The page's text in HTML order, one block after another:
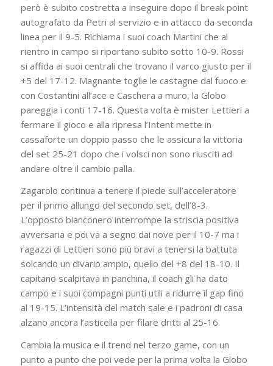
però è subito costretta a inseguire dopo il break point
autografato da Petri al servizio e in attacco da seconda
linea per il 9-5. Richiama i suoi coach Martini che al
rientro in campo si riportano subito sotto 10-9. Rossi
si affida ai suoi centrali che trovano il varco giusto per il
+5 del 17-12. Magnante toglie le castagne dal fuoco e
con Costantini all’ace e Caschera a muro, la Globo
pareggia i conti 17-16. Questa volta è mister Lettieri a
fermare il gioco e alla ripresa l’Intent mette in
cassaforte un doppio passo che le assicura la vittoria
del set 25-21 dopo che i volsci non sono riusciti ad
andare oltre il cambio palla.
Zagarolo continua a tenere il piede sull’acceleratore
per il primo allungo del secondo set, dell’8-3.
L’opposto bianconero interrompe la striscia positiva
avversaria e poi va a segno dai nove per il 10-7 ma i
ragazzi di Lettieri sono più bravi a tenersi la battuta
solcando un divario ampio, quello del +8 del 18-10. Il
capitano scalpitava in panchina, il coach gli ha dato
campo e i suoi compagni punti utili a ridurre il gap fino
al 19-15. L’intensità del match sale e i padroni di casa
alzano ancora l’asticella per filare dritti al 25-16.
Cambia la musica e il trend nel terzo game, con un
punto a punto che poi vede per la prima volta la Globo